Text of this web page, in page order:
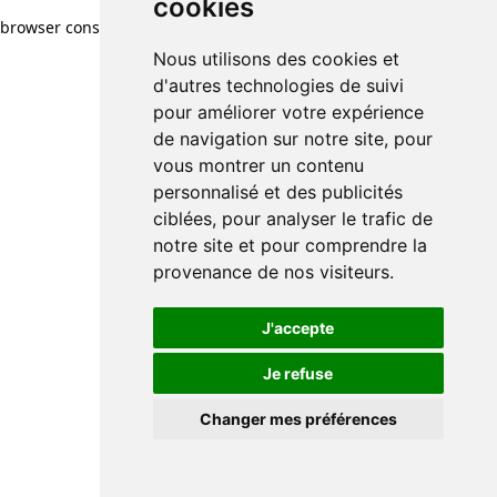
cookies
Nous utilisons des cookies et
d'autres technologies de suivi
pour améliorer votre expérience
de navigation sur notre site, pour
vous montrer un contenu
personnalisé et des publicités
ciblées, pour analyser le trafic de
notre site et pour comprendre la
provenance de nos visiteurs.
J'accepte
Je refuse
Changer mes préférences
browser console for more information)